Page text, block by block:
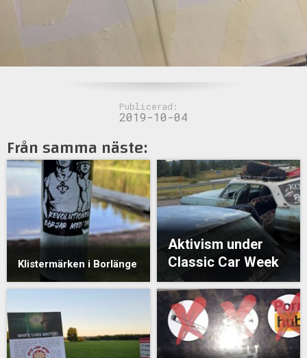
Publicerad:
2019-10-04
Från samma näste:
Klistermärken i Borlänge
Aktivism under
Classic Car Week